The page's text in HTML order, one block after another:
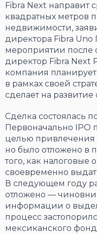
Fibra Next направит
квадратных метров
недвижимости,
директора Fibra Uno
мероприятии после
директор Fibra Next
компания
в рамках своей
сделает на развитие
Сделка состоялась
Первоначально IPO
целью привлечения
но было отложено в
того, как налоговые
своевременно
В следующем году
отложено —
информации о
процесс
мексиканского